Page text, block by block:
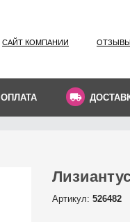
САЙТ КОМПАНИИ ОТЗЫВЫ
ОПЛАТА
Артикул: 526482